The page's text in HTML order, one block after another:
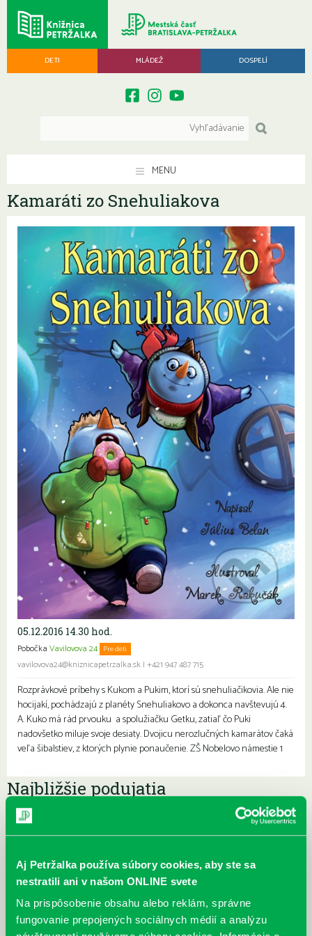
Aj Petržalka používa súbory cookies, aby ste sa
nestratili ani v našom ONLINE svete
Na prispôsobenie obsahu alebo reklám, správne
fungovanie prepojených sociálnych médií a analýzu
DETI MLÁDEŽ DOSPELÍ
MENU
Kamaráti zo Snehuliakova
05.12.2016 14.30 hod.
Pobočka Vavilovova 24 Pre deti
vavilovova24@kniznicapetrzalka.sk | +421 947 487 715
Rozprávkové príbehy s Kukom a Pukim, ktorí sú snehuliačikovia. Ale nie
hocijakí, pochádzajú z planéty Snehuliakovo a dokonca navštevujú 4.
A. Kuko má rád prvouku a spolužiačku Getku, zatiaľ čo Puki
nadovšetko miluje svoje desiaty. Dvojicu nerozlučných kamarátov čaká
veľa šibalstiev, z ktorých plynie ponaučenie. ZŠ Nobelovo námestie 1
Najbližšie podujatia
Čítame ušami. Audioknihy v
ponuke petržalskej knižnice
Každý deň
Máme skvelé správy pre všetkých milovníkov kníh a príbehov!
Odteraz si môžete v našej knižnici nielen požičať klasické
papierové knihy a e-knihy, a...
DNES